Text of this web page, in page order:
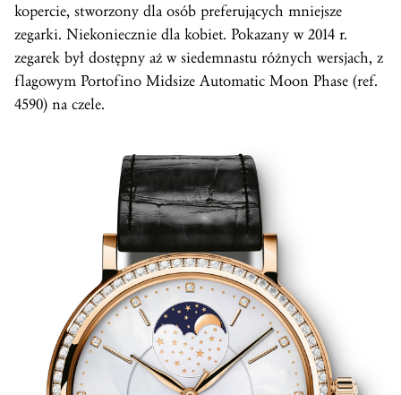
kopercie, stworzony dla osób preferujących mniejsze
zegarki. Niekoniecznie dla kobiet. Pokazany w 2014 r.
zegarek był dostępny aż w siedemnastu różnych wersjach, z
flagowym Portofino Midsize Automatic Moon Phase (ref.
4590) na czele.